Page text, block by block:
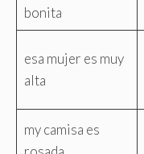
bonita
esa mujer es muy
alta
my camisa es